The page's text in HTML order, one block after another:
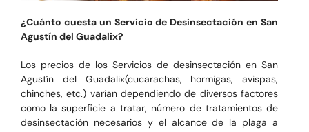
¿Cuánto cuesta un Servicio de Desinsectación en San
Agustín del Guadalix?
Los precios de los Servicios de desinsectación en San
Agustín del Guadalix(cucarachas, hormigas, avispas,
chinches, etc.) varían dependiendo de diversos factores
como la superficie a tratar, número de tratamientos de
desinsectación necesarios y el alcance de la plaga a